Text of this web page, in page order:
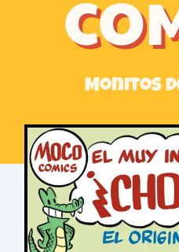
Monitos